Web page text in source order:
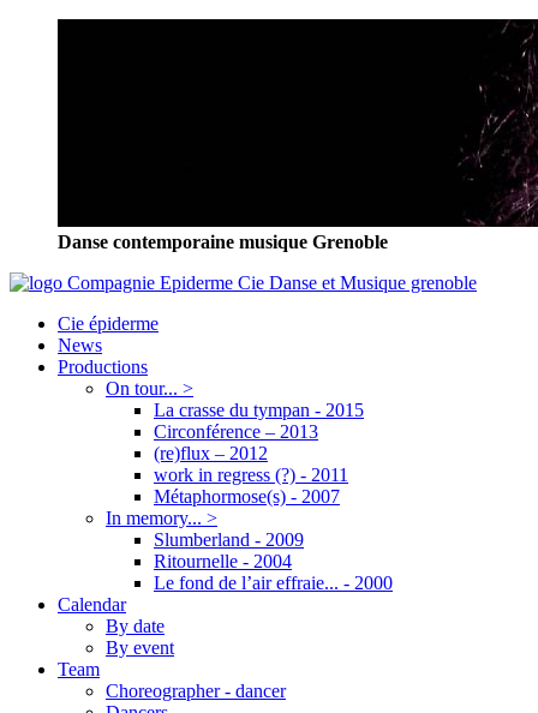
Danse contemporaine musique Grenoble
Cie épiderme
News
Productions
On tour... >
La crasse du tympan - 2015
Circonférence – 2013
(re)flux – 2012
work in regress (?) - 2011
Métaphormose(s) - 2007
In memory... >
Slumberland - 2009
Ritournelle - 2004
Le fond de l’air effraie... - 2000
Calendar
By date
By event
Team
Choreographer - dancer